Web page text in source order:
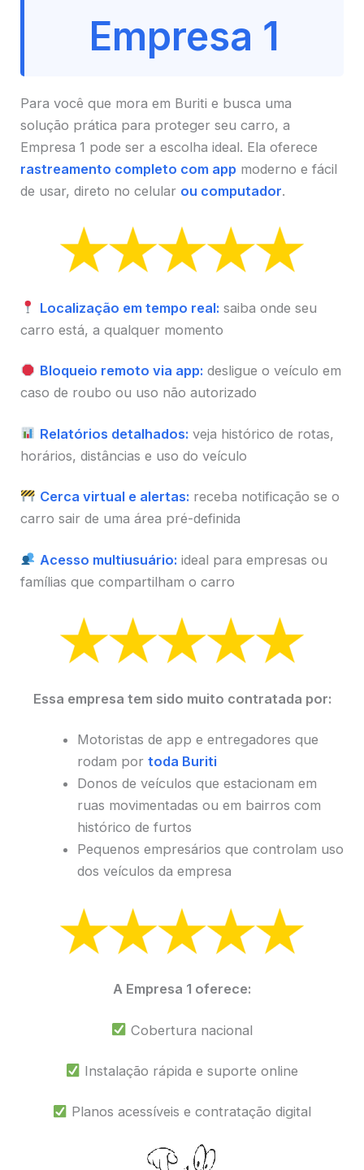
Empresa 1
Para você que mora em Buriti e busca uma
solução prática para proteger seu carro, a
Empresa 1 pode ser a escolha ideal. Ela oferece
rastreamento completo com app moderno e fácil
de usar, direto no celular ou computador.
Localização em tempo real: saiba onde seu
carro está, a qualquer momento
Bloqueio remoto via app: desligue o veículo em
caso de roubo ou uso não autorizado
Relatórios detalhados: veja histórico de rotas,
horários, distâncias e uso do veículo
Cerca virtual e alertas: receba notificação se o
carro sair de uma área pré-definida
Acesso multiusuário: ideal para empresas ou
famílias que compartilham o carro
Essa empresa tem sido muito contratada por:
Motoristas de app e entregadores que
rodam por toda Buriti
Donos de veículos que estacionam em
ruas movimentadas ou em bairros com
histórico de furtos
Pequenos empresários que controlam uso
dos veículos da empresa
A Empresa 1 oferece:
Cobertura nacional
Instalação rápida e suporte online
Planos acessíveis e contratação digital